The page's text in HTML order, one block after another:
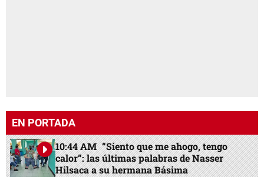
EN PORTADA
10:44 AM “Siento que me ahogo, tengo
calor”: las últimas palabras de Nasser
Hilsaca a su hermana Básima